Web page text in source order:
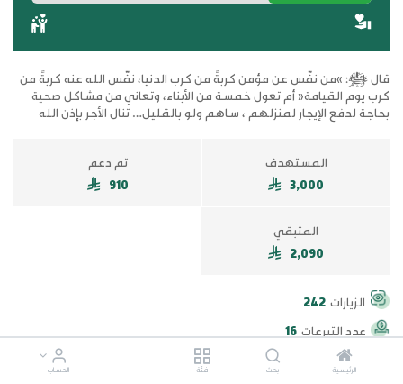
الرئيسية بحث فئة الحساب
قال ﷺ: »من نفّس عن مؤمن كربةً من كرب الدنيا، نفّس الله عنه كربةً من
كرب يوم القيامة« أم تعول خمسة من الأبناء، وتعاني من مشاكل صحية
بحاجة لدفع الإيجار لمنزلهم ، ساهم ولو بالقليل… تنال الأجر بإذن الله
المستهدف
3,000
تم دعم
910
المتبقي
2,090
الزيارات 242
عدد التبرعات 16
اخر تبرع منذ